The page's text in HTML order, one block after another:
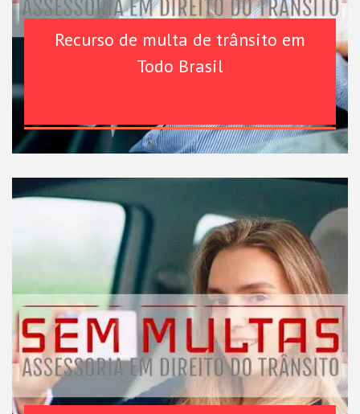
Recurso de multa de trânsito em
Todo Brasil